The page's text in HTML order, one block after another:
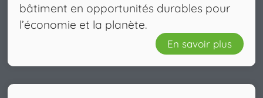
bâtiment en opportunités durables pour
l’économie et la planète.
En savoir plus